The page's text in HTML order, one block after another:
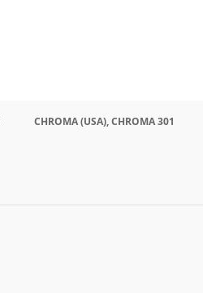
CHROMA (USA), CHROMA 301